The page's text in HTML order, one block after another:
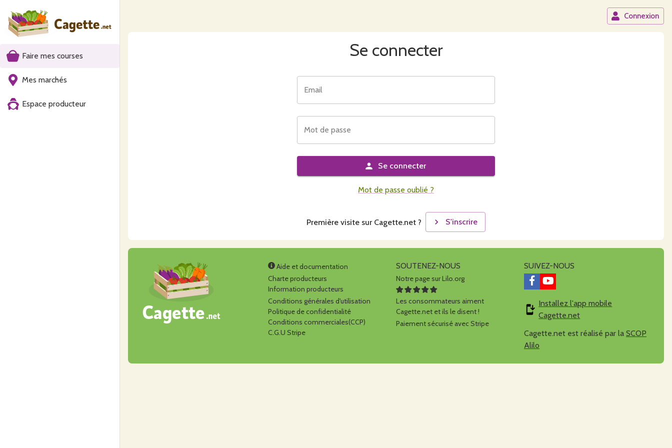
Faire mes courses
Mes marchés
Espace producteur
Connexion
Se connecter
Email
Mot de passe
Se connecter
Mot de passe oublié ?
Première visite sur Cagette.net ? S'inscrire
Aide et documentation
Charte producteurs
Information producteurs
Conditions générales d'utilisation
Politique de confidentialité
Conditions commerciales(CCP)
C.G.U Stripe
SOUTENEZ-NOUS
Notre page sur Lilo.org
Les consommateurs aiment
Cagette.net et ils le disent !
Paiement sécurisé avec Stripe
SUIVEZ-NOUS
Installez l'app mobile
Cagette.net
Cagette.net est réalisé par la SCOP
Alilo